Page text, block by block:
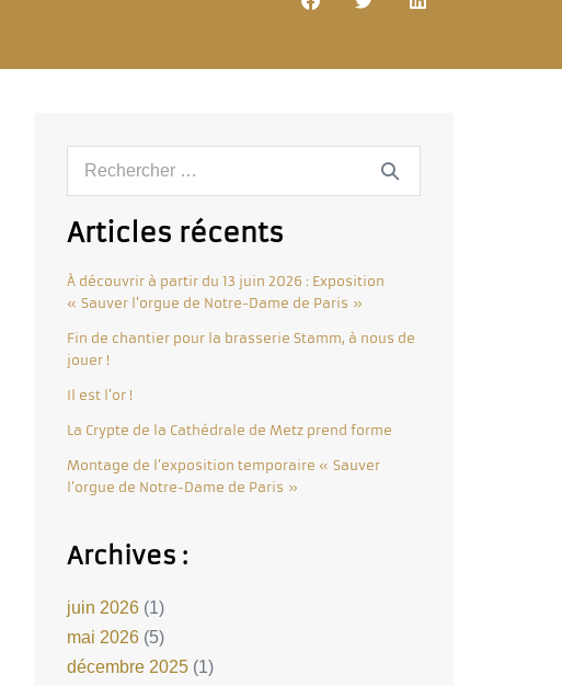
Articles récents
À découvrir à partir du 13 juin 2026 : Exposition
« Sauver l’orgue de Notre-Dame de Paris »
Fin de chantier pour la brasserie Stamm, à nous de
jouer !
Il est l’or !
La Crypte de la Cathédrale de Metz prend forme
Montage de l’exposition temporaire « Sauver
l’orgue de Notre-Dame de Paris »
Archives :
juin 2026(1)
mai 2026(5)
décembre 2025(1)